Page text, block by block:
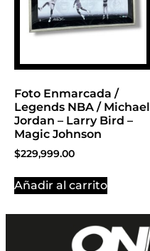
Foto Enmarcada /
Legends NBA / Michael
Jordan – Larry Bird –
Magic Johnson
$229,999.00
Añadir al carrito